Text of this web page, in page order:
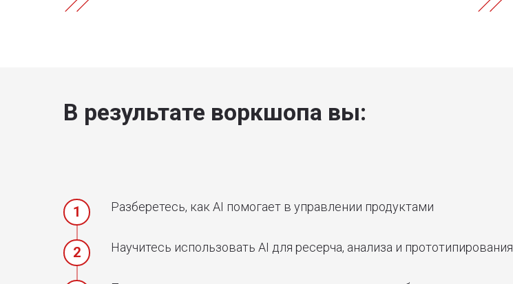
В результате воркшопа вы:
Разберетесь, как AI помогает в управлении продуктами
Научитесь использовать AI для ресерча, анализа и прототипирования